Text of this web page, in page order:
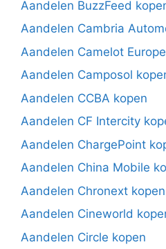
Aandelen BuzzFeed
Aandelen Cambria
Aandelen Camelot
Aandelen Camposol
Aandelen CCBA kopen
Aandelen CF Intercity
Aandelen ChargePoint
Aandelen China Mobile
Aandelen Chronext kopen
Aandelen Cineworld
Aandelen Circle kopen